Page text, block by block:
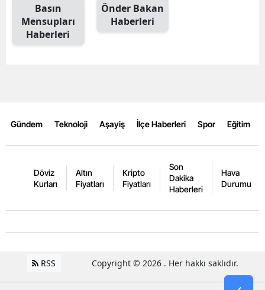
Basın
Mensupları
Haberleri
Önder Bakan
Haberleri
Gündem Teknoloji Aşayiş İlçe Haberleri Spor Eğitim
Döviz
Kurları
Altın
Fiyatları
Kripto
Fiyatları
Son
Dakika
Haberleri
Hava
Durumu
RSS Copyright © 2026 . Her hakkı saklıdır.